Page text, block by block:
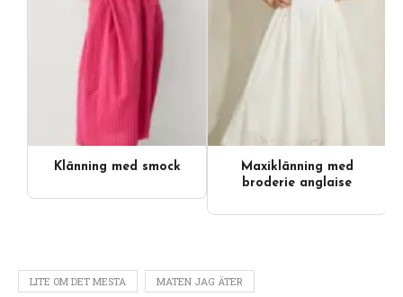
Videoinnehåll
Klänning med smock
Maxiklänning med
broderie anglaise
LITE OM DET MESTA MATEN JAG ÄTER